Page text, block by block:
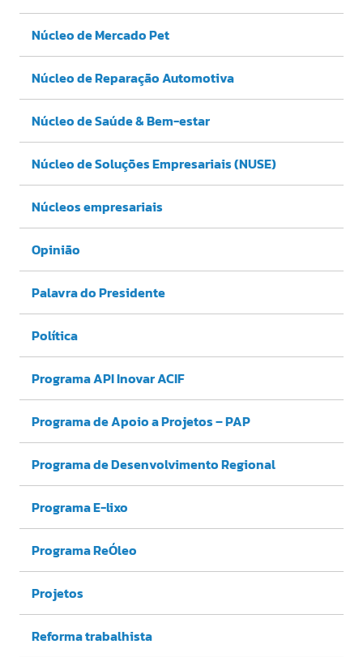
Núcleo de Mercado Pet
Núcleo de Reparação Automotiva
Núcleo de Saúde & Bem-estar
Núcleo de Soluções Empresariais (NUSE)
Núcleos empresariais
Opinião
Palavra do Presidente
Política
Programa API Inovar ACIF
Programa de Apoio a Projetos – PAP
Programa de Desenvolvimento Regional
Programa E-lixo
Programa ReÓleo
Projetos
Reforma trabalhista